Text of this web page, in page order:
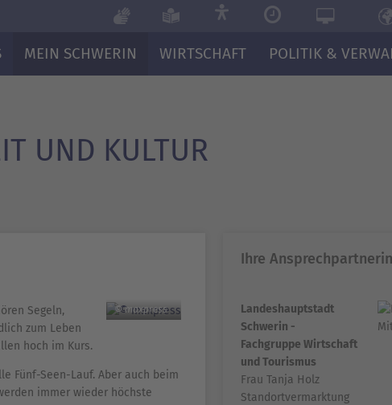
MEIN SCHWERIN WIRTSCHAFT POLITIK &
UND KULTUR
© maxpress
Segeln,
zum Leben
hoch im Kurs.
Fünf-Seen-Lauf. Aber auch beim
immer wieder höchste
Ihre Ansprechpartnerin
Landeshauptstadt
Schwerin -
Fachgruppe Wirtschaft
und Tourismus
Frau Tanja Holz
Standortvermarktung